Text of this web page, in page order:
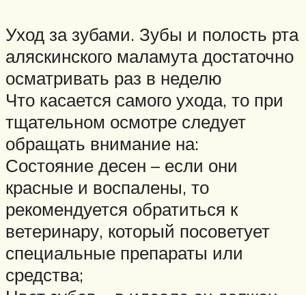
Уход за зубами. Зубы и полость рта
аляскинского маламута достаточно
осматривать раз в неделю
Что касается самого ухода, то при
тщательном осмотре следует
обращать внимание на:
Состояние десен – если они
красные и воспалены, то
рекомендуется обратиться к
ветеринару, который посоветует
специальные препараты или
средства;